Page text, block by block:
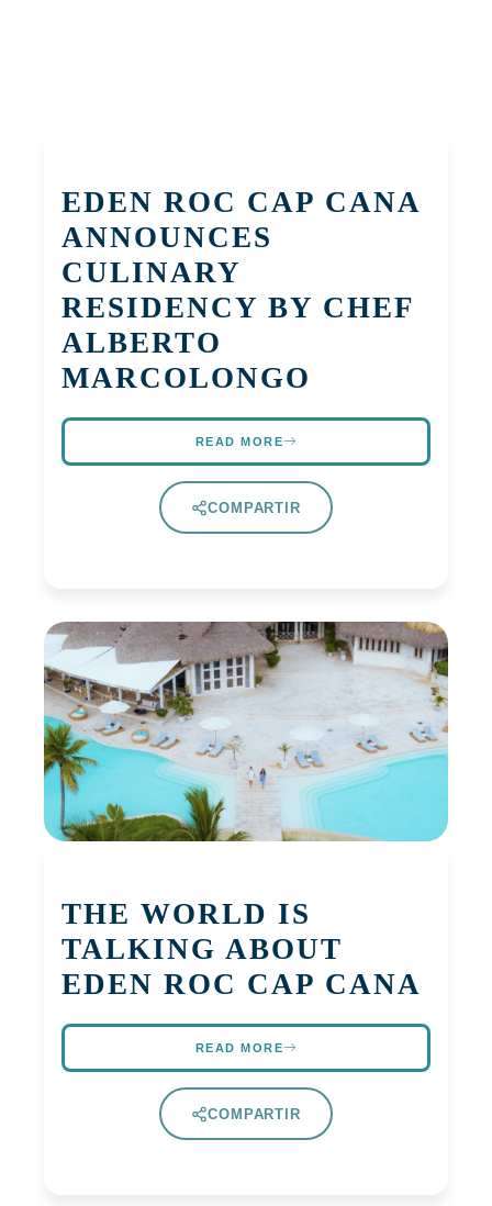
EDEN ROC CAP CANA
ANNOUNCES
CULINARY
RESIDENCY BY CHEF
ALBERTO
MARCOLONGO
READ MORE
COMPARTIR
THE WORLD IS
TALKING ABOUT
EDEN ROC CAP CANA
READ MORE
COMPARTIR